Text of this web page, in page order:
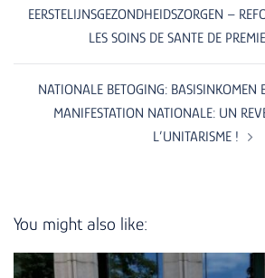
EERSTELIJNSGEZONDHEIDSZORGEN –
LES SOINS DE SANTE DE
NATIONALE BETOGING: BASISINKOMEN
MANIFESTATION NATIONALE: UN
L’UNITARISME !
You might also like: